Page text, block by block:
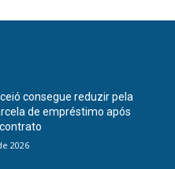
consegue reduzir pela
de empréstimo após
2026